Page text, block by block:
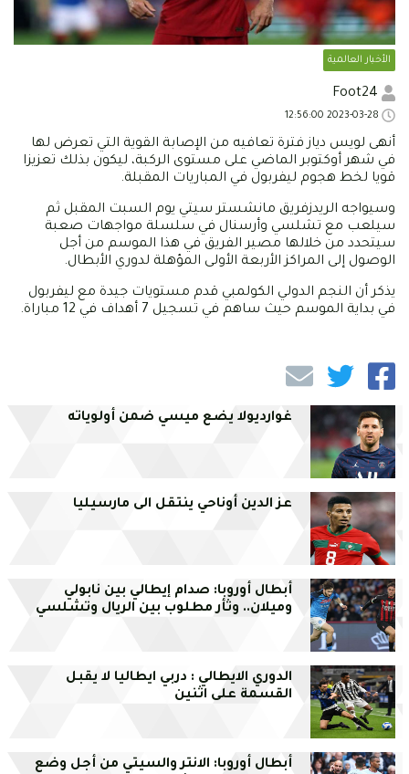
الأخبار العالمية
أنهى لويس دياز فترة تعافيه من الإصابة القوية التي تعرض لها
في شهر أوكتوبر الماضي على مستوى الركبة، ليكون بذلك تعزيزا
قويا لخط هجوم ليفربول في المباريات المقبلة.
وسيواجه الريدزفريق مانشستر سيتي يوم السبت المقبل ثم
سيلعب مع تشلسي وأرسنال في سلسلة مواجهات صعبة
سيتحدد من خلالها مصير الفريق في هذا الموسم من أجل
الوصول إلى المراكز الأربعة الأولى المؤهلة لدوري الأبطال.
يذكر أن النجم الدولي الكولمبي قدم مستويات جيدة مع ليفربول
في بداية الموسم حيث ساهم في تسجيل 7 أهداف في 12 مباراة.
غوارديولا يضع ميسي ضمن أولوياته
عز الدين أوناحي ينتقل الى مارسيليا
أبطال أوروبا: صدام إيطالي بين نابولي
وميلان.. وثأر مطلوب بين الريال وتشلسي
الدوري الايطالي : دربي ايطاليا لا يقبل
القسمة على اثنين
أبطال أوروبا: الانتر والسيتي من أجل وضع